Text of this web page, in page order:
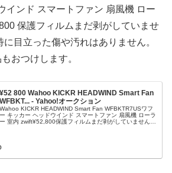
インド スマートファン 扇風機 ロー
保護フィルムまだ剥がしていませ
目立った傷や汚れはありません。
おつけします。
¥52 800 Wahoo KICKR HEADWIND Smart Fan
WFBKT... - Yahoo!オークション
Wahoo KICKR HEADWIND Smart Fan WFBKTR7USワフ
ー キッカー ヘッドウインド スマートファン 扇風機 ローラ
ー 室内 zwift¥52,800保護フィルムまだ剥がしていません。